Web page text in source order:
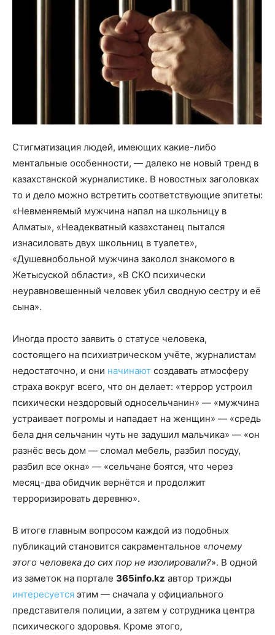
Стигматизация людей, имеющих какие-либо
ментальные особенности, — далеко не новый тренд в
казахстанской журналистике. В новостных заголовках
то и дело можно встретить соответствующие эпитеты:
«Невменяемый мужчина напал на школьницу в
Алматы», «Неадекватный казахстанец пытался
изнасиловать двух школьниц в туалете»,
«Душевнобольной мужчина заколол знакомого в
Жетысуской области», «В СКО психически
неуравновешенный человек убил сводную сестру и её
сына».
Иногда просто заявить о статусе человека,
состоящего на психиатрическом учёте, журналистам
недостаточно, и они начинают создавать атмосферу
страха вокруг всего, что он делает: «террор устроил
психически нездоровый односельчанин» — «мужчина
устраивает погромы и нападает на женщин» — «средь
бела дня сельчанин чуть не задушил мальчика» — «он
разнёс весь дом — сломал мебель, разбил посуду,
разбил все окна» — «сельчане боятся, что через
месяц-два обидчик вернётся и продолжит
терроризировать деревню».
В итоге главным вопросом каждой из подобных
публикаций становится сакраментальное «почему
этого человека до сих пор не изолировали?». В одной
из заметок на портале 365info.kz автор трижды
интересуется этим — сначала у официального
представителя полиции, а затем у сотрудника центра
психического здоровья. Кроме этого,